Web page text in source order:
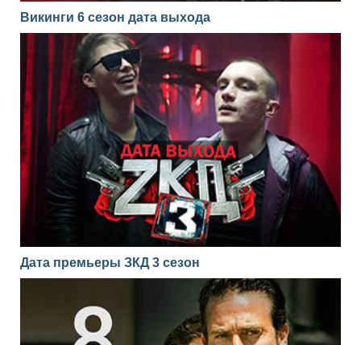
Викинги 6 сезон дата выхода
Дата премьеры ЗКД 3 сезон